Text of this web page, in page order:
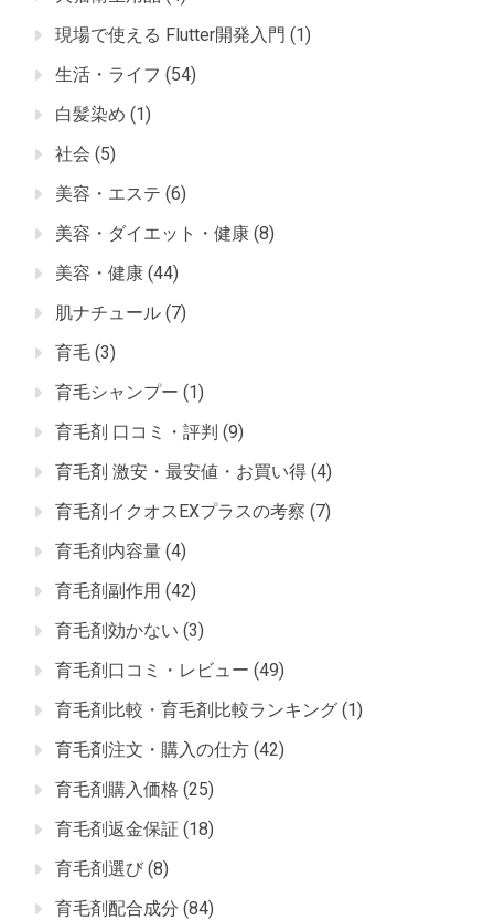
現場で使える Flutter開発入門 (1)
生活・ライフ (54)
白髪染め (1)
社会 (5)
美容・エステ (6)
美容・ダイエット・健康 (8)
美容・健康 (44)
肌ナチュール (7)
育毛 (3)
育毛シャンプー (1)
育毛剤 口コミ・評判 (9)
育毛剤 激安・最安値・お買い得 (4)
育毛剤イクオスEXプラスの考察 (7)
育毛剤内容量 (4)
育毛剤副作用 (42)
育毛剤効かない (3)
育毛剤口コミ・レビュー (49)
育毛剤比較・育毛剤比較ランキング (1)
育毛剤注文・購入の仕方 (42)
育毛剤購入価格 (25)
育毛剤返金保証 (18)
育毛剤選び (8)
育毛剤配合成分 (84)